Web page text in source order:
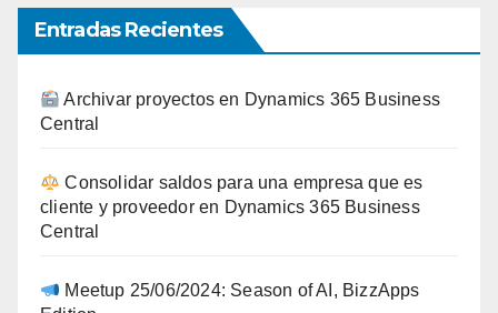
Entradas Recientes
Archivar proyectos en Dynamics 365 Business
Central
Consolidar saldos para una empresa que es
cliente y proveedor en Dynamics 365 Business
Central
Meetup 25/06/2024: Season of AI, BizzApps